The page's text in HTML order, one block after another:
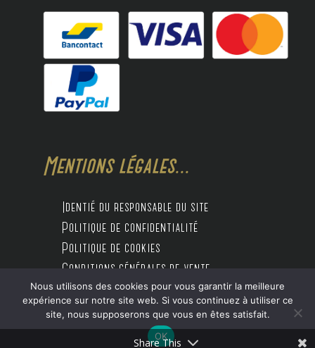
Mentions légales...
Identié du responsable du site
Politique de confidentialité
Politique de cookies
Conditions générales de vente
Design by Digitalife
Share This
Nous utilisons des cookies pour vous garantir la meilleure
expérience sur notre site web. Si vous continuez à utiliser ce
site, nous supposerons que vous en êtes satisfait.
OK